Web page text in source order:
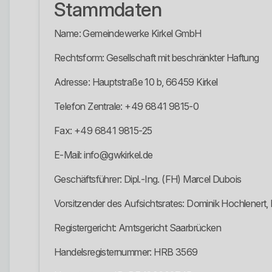
Stammdaten
Name: Gemeindewerke Kirkel GmbH
Rechtsform: Gesellschaft mit beschränkter Haftung
Adresse: Hauptstraße 10 b, 66459 Kirkel
Telefon Zentrale: +49 6841 9815-0
Fax: +49 6841 9815-25
E-Mail: info@gwkirkel.de
Geschäftsführer: Dipl.-Ing. (FH) Marcel Dubois
Vorsitzender des Aufsichtsrates: Dominik Hochlenert,
Registergericht: Amtsgericht Saarbrücken
Handelsregisternummer: HRB 3569